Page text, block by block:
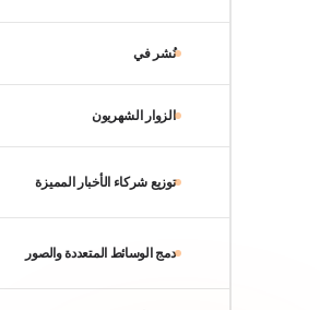
نُشر في
الزوار الشهريون
توزيع شركاء الأخبار المميزة
دمج الوسائط المتعددة والصور